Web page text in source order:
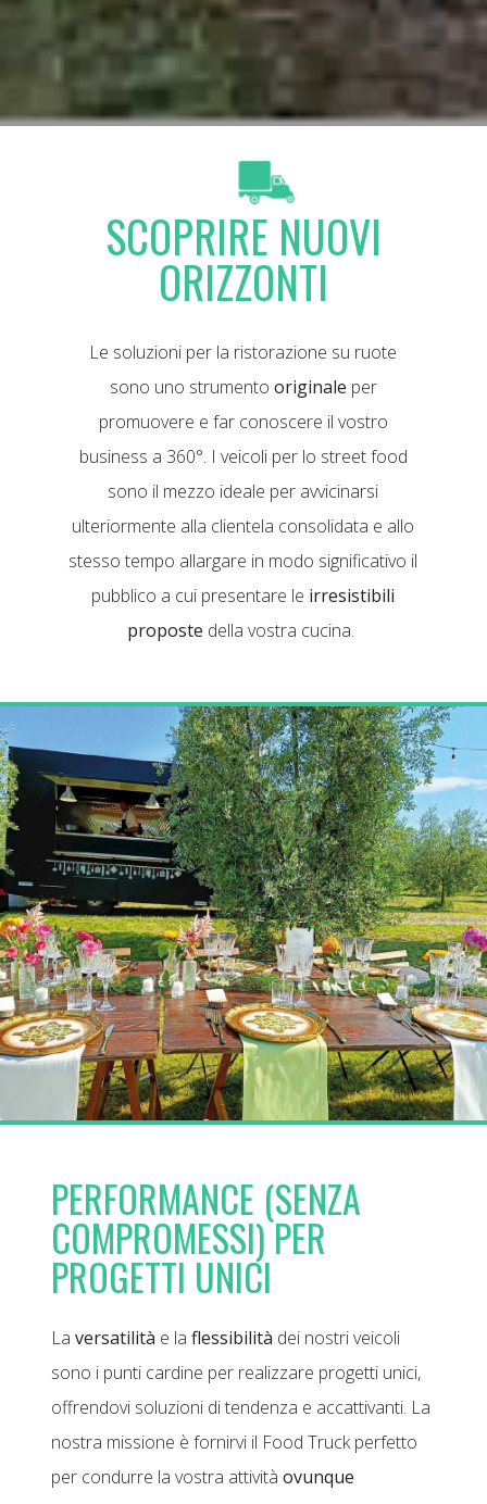
SCOPRIRE NUOVI
ORIZZONTI
Le soluzioni per la ristorazione su ruote
sono uno strumento originale per
promuovere e far conoscere il vostro
business a 360°. I veicoli per lo street food
sono il mezzo ideale per avvicinarsi
ulteriormente alla clientela consolidata e allo
stesso tempo allargare in modo significativo il
pubblico a cui presentare le irresistibili
proposte della vostra cucina.
PERFORMANCE (SENZA
COMPROMESSI) PER
PROGETTI UNICI
La versatilità e la flessibilità dei nostri veicoli
sono i punti cardine per realizzare progetti unici,
offrendovi soluzioni di tendenza e accattivanti. La
nostra missione è fornirvi il Food Truck perfetto
per condurre la vostra attività ovunque